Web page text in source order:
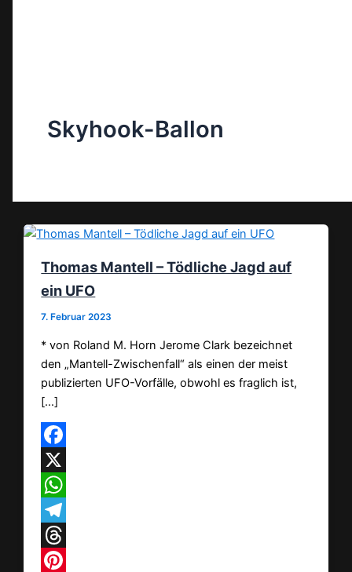
Skyhook-Ballon
Thomas Mantell – Tödliche Jagd auf
ein UFO
7. Februar 2023
* von Roland M. Horn Jerome Clark bezeichnet
den „Mantell-Zwischenfall“ als einen der meist
publizierten UFO-Vorfälle, obwohl es fraglich ist,
[…]
Facebook
X
WhatsApp
Telegram
Threads